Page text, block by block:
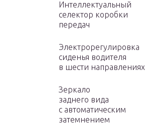
Интеллектуальный
селектор коробки
передач
Электрорегулировка
сиденья водителя
в шести направлениях
Зеркало
заднего вида
с автоматическим
затемнением